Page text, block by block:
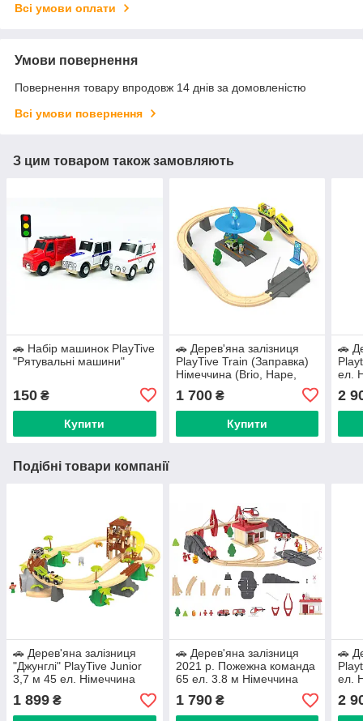
Всі умови оплати
Умови повернення
Повернення товару впродовж 14 днів за домовленістю
Всі умови повернення
З цим товаром також замовляють
🚗 Набір машинок PlayTive
"Рятувальні машини"
150 ₴
Купити
🚗 Дерев'яна залізниця
PlayTive Train (Заправка)
Німеччина (Brio, Hape,
1 700₴
Купити
🚗
ел.
2
Подібні товари компанії
🚗 Дерев'яна залізниця
"Джунглі" PlayTive Junior
3,7 м 45 ел. Німеччина
1 899 ₴
🚗 Дерев'яна залізниця
2021 р. Пожежна команда
65 ел. 3.8 м Німеччина
PlayTive (Brio, Hape, Ikea)
1 790₴
🚗
ел.
2